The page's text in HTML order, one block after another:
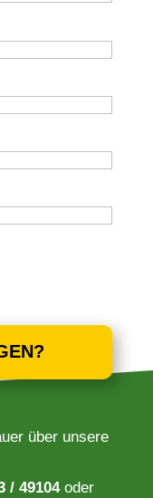
über unsere
/ 49104oder